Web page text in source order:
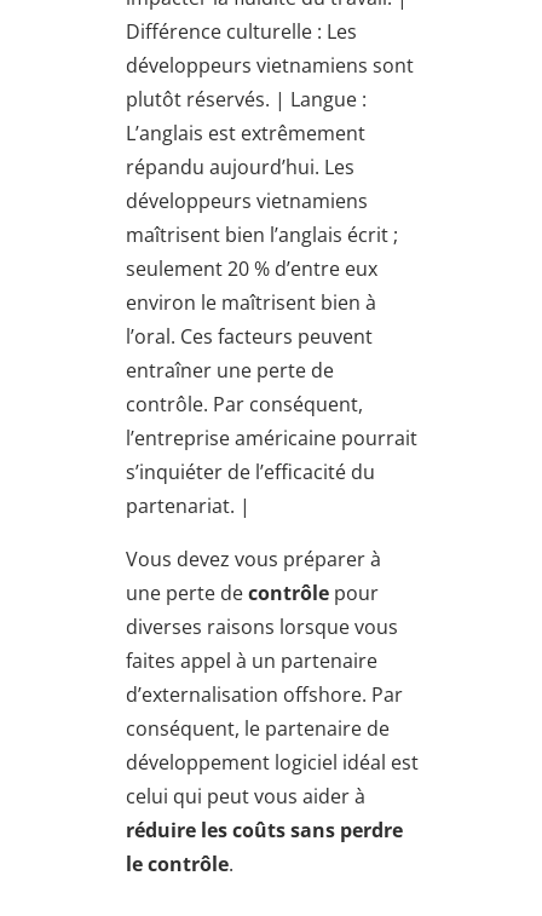
Différence culturelle : Les
développeurs vietnamiens sont
plutôt réservés. | Langue :
L’anglais est extrêmement
répandu aujourd’hui. Les
développeurs vietnamiens
maîtrisent bien l’anglais écrit ;
seulement 20 % d’entre eux
environ le maîtrisent bien à
l’oral. Ces facteurs peuvent
entraîner une perte de
contrôle. Par conséquent,
l’entreprise américaine pourrait
s’inquiéter de l’efficacité du
partenariat. |
Vous devez vous préparer à
une perte decontrôle pour
diverses raisons lorsque vous
faites appel à un partenaire
d’externalisation offshore. Par
conséquent, le partenaire de
développement logiciel idéal est
celui qui peut vous aider à
réduire les coûts sans perdre
le contrôle.